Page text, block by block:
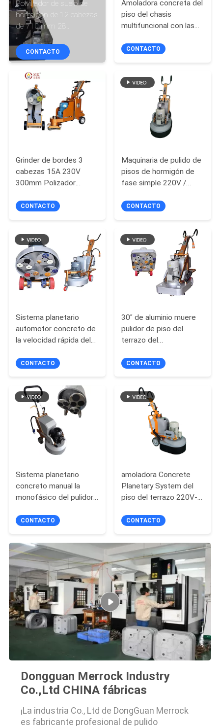
CONTROL
DE
CALIDAD
ÉNTRENOS
CONTACTO
NOTICIAS
MAPA
SITIO
PRIVACY
POLICY
Polvillador de suelo de
hormigón de 12 cabezas
de 710 mm 28
"económico con placa
multifunción
CONTACTO
Amoladora concreta del
piso del chasis
multifuncional con las
magnéticas/los discos
CONTACTO
Grinder de bordes 3
cabezas 15A 230V
300mm Polizador
hormigón
CONTACTO
Maquinaria de pulido de
pisos de hormigón de
fase simple 220V /
pisos de terrazo
CONTACTO
Sistema planetario
automotor concreto de
la velocidad rápida del
paseo auto
CONTACTO
30" de aluminio muere
pulidor de piso del
terrazo del
concreta del piso
CONTACTO
Sistema planetario
concreto manual la
monofásico del pulidor
CONTACTO
amoladora Concrete
Planetary System del
piso del terrazo 220V-
CONTACTO
Dongguan Merrock Industry
Co.,Ltd CHINA fábricas
¡La industria Co., Ltd de DongGuan Merrock
es fabricante profesional de pulido